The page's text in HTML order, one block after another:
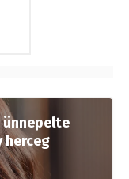
ünnepelte
herceg